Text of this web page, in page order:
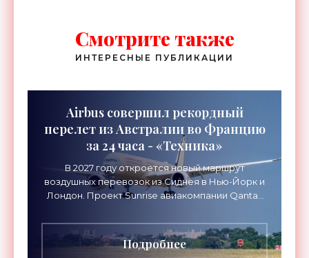
Смотрите также
ИНТЕРЕСНЫЕ ПУБЛИКАЦИИ
Airbus совершил рекордный
перелет из Австралии во Францию
за 24 часа - «Техника»
В 2027 году откроется новый маршрут
воздушных перевозок из Сиднея в Нью-Йорк и
Лондон. Проект Sunrise авиакомпании Qantas
длительностью до 24
Подробнее